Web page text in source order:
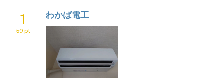
中国
1
59 pt
わかば電工